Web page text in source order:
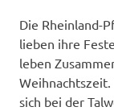
Die Rheinland-
lieben ihre
leben
sich bei der